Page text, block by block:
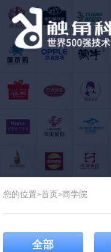
您的位置>首页 >商学院
全部